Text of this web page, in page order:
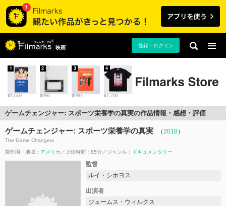
映画 登録・ログイン
¥1,650
1
¥990
2
¥990
3
¥7,700
4
ゲームチェンジャー: スポーツ栄養学の真実の作品情報・感想・評価
ゲームチェンジャー: スポーツ栄養学の真実 （2018）
The Game Changers
製作国・地域： アメリカ 上映時間：85分 ジャンル： ドキュメンタリー
監督
ルイ・シホヨス
出演者
ジェームス・ウィルクス